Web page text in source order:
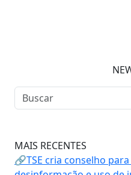
MAIS RECENTES
🔗TSE cria conselho